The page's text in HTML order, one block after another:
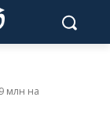
млн на